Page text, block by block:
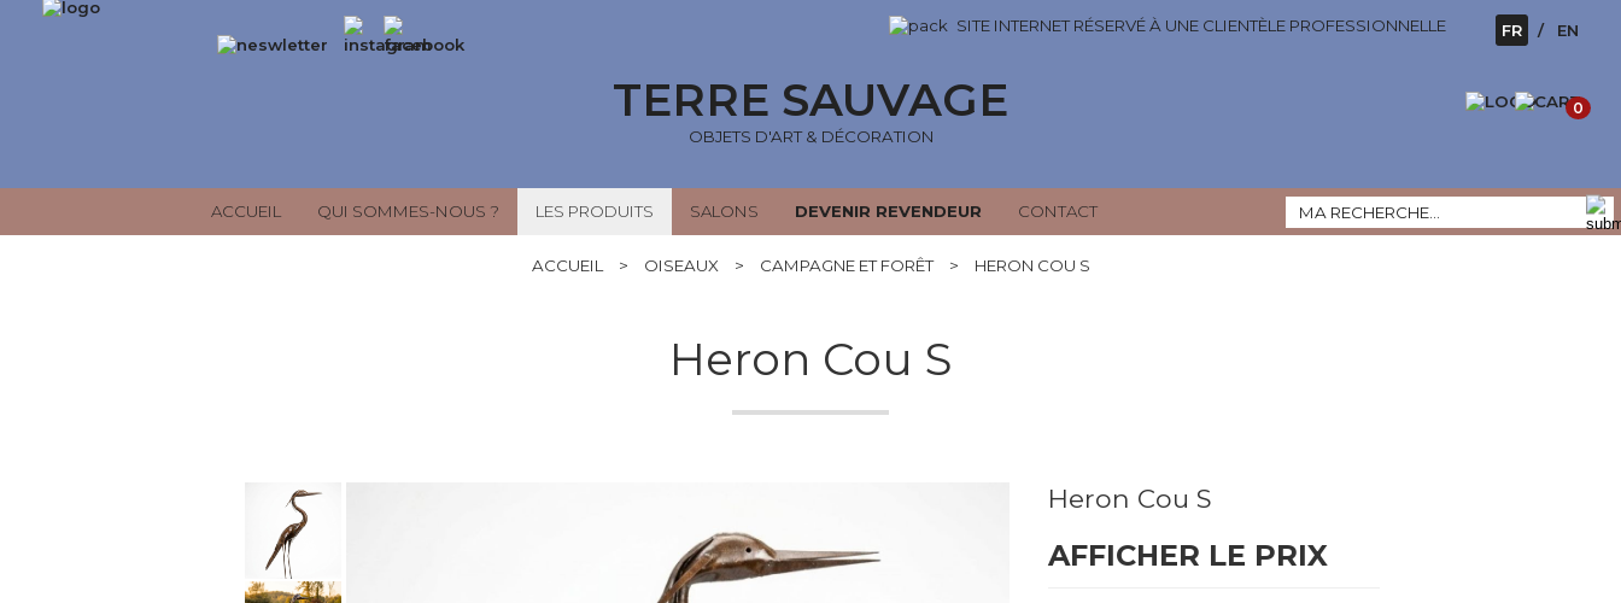
SITE INTERNET RÉSERVÉ À UNE CLIENTÈLE PROFESSIONNELLE
TERRE SAUVAGE
OBJETS D'ART & DÉCORATION
FR EN
0
ACCUEIL QUI SOMMES-NOUS ? LES PRODUITS SALONS DEVENIR REVENDEUR CONTACT
ACCUEIL > OISEAUX > CAMPAGNE ET FORÊT > HERON COU S
Heron Cou S
Heron Cou S
AFFICHER LE PRIX